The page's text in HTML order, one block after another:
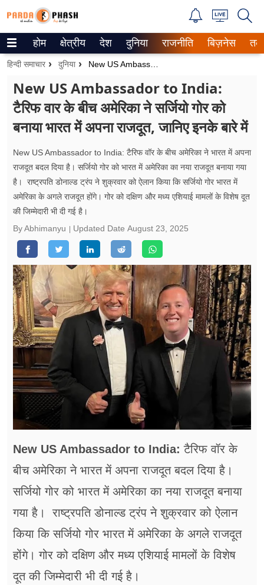
Trending on Google News
वेब स्टोरीज
उत्तर प्रदेश
वीडियो
रिलेशनशिप
जीवन मंत्रा
फूड
सेहत
ब्‍यूटी
जॉब्स
शिक्षा
अन्य खबरें
होम क्षेत्रीय देश दुनिया राजनीति बिज़नेस
हिन्दी समाचार दुनिया
New US Ambassador to India:
टैरिफ वार के बीच अमेरिका ने सर्जियो गोर को
बनाया भारत में अपना राजदूत, जानिए इनके बारे में
New US Ambassador to India: टैरिफ वॉर के बीच अमेरिका ने भारत में अपना
राजदूत बदल दिया है। सर्जियो गोर को भारत में अमेरिका का नया राजदूत बनाया गया
है। राष्ट्रपति डोनाल्ड ट्रंप ने शुक्रवार को ऐलान किया कि सर्जियो गोर भारत में
अमेरिका के अगले राजदूत होंगे। गोर को दक्षिण और मध्य एशियाई मामलों के विशेष दूत
की जिम्मेदारी भी दी गई है।
By Abhimanyu
Updated Date August 23, 2025
New US Ambassador to India:टैरिफ वॉर के
बीच अमेरिका ने भारत में अपना राजदूत बदल दिया है।
सर्जियो गोर को भारत में अमेरिका का नया राजदूत बनाया
गया है। राष्ट्रपति डोनाल्ड ट्रंप ने शुक्रवार को ऐलान
किया कि सर्जियो गोर भारत में अमेरिका के अगले राजदूत
होंगे। गोर को दक्षिण और मध्य एशियाई मामलों के विशेष
दूत की जिम्मेदारी भी दी गई है।